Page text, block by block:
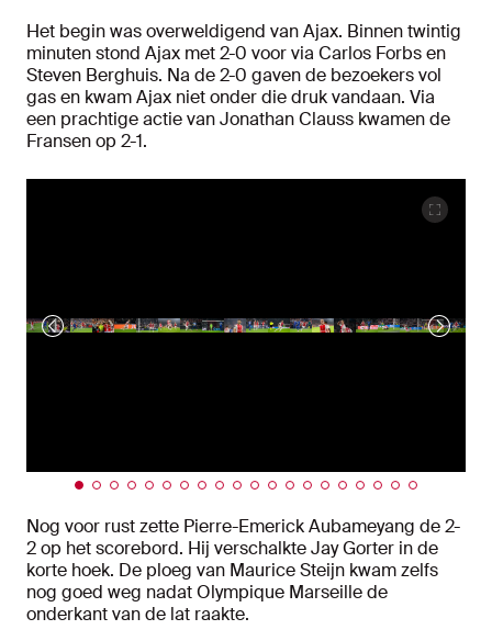
Het begin was overweldigend van Ajax. Binnen twintig
minuten stond Ajax met 2-0 voor via Carlos Forbs en
Steven Berghuis. Na de 2-0 gaven de bezoekers vol
gas en kwam Ajax niet onder die druk vandaan. Via
een prachtige actie van Jonathan Clauss kwamen de
Fransen op 2-1.
Nog voor rust zette Pierre-Emerick Aubameyang de 2-
2 op het scorebord. Hij verschalkte Jay Gorter in de
korte hoek. De ploeg van Maurice Steijn kwam zelfs
nog goed weg nadat Olympique Marseille de
onderkant van de lat raakte.